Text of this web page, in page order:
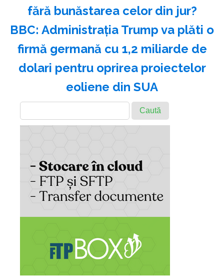
fără bunăstarea celor din jur?
BBC: Administraţia Trump va plăti o
firmă germană cu 1,2 miliarde de
dolari pentru oprirea proiectelor
eoliene din SUA